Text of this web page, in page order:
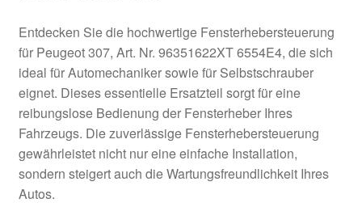
Datenschutz-Bestimmungen
Impressum
Kasse
Kontakt
Entdecken Sie die hochwertige Fensterhebersteuerung
für Peugeot 307, Art. Nr. 96351622XT 6554E4, die sich
ideal für Automechaniker sowie für Selbstschrauber
eignet. Dieses essentielle Ersatzteil sorgt für eine
reibungslose Bedienung der Fensterheber Ihres
Fahrzeugs. Die zuverlässige Fensterhebersteuerung
gewährleistet nicht nur eine einfache Installation,
sondern steigert auch die Wartungsfreundlichkeit Ihres
Autos.